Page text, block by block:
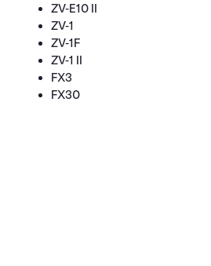
ZV-E10 II
ZV-1
ZV-1F
ZV-1 II
FX3
FX30